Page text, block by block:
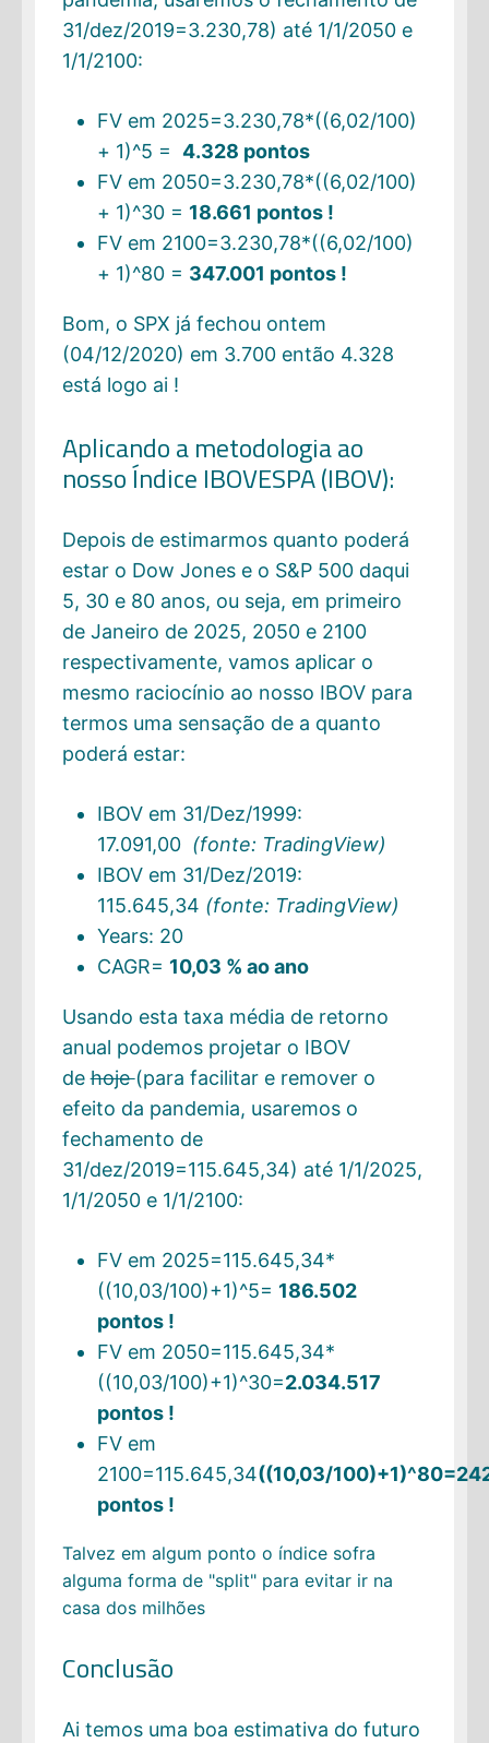
31/dez/2019=3.230,78) até 1/1/2050 e
1/1/2100:
FV em 2025=3.230,78*((6,02/100)
+ 1)^5 = 4.328 pontos
FV em 2050=3.230,78*((6,02/100)
+ 1)^30 = 18.661 pontos !
FV em 2100=3.230,78*((6,02/100)
+ 1)^80 = 347.001 pontos !
Bom, o SPX já fechou ontem
(04/12/2020) em 3.700 então 4.328
está logo ai !
Aplicando a metodologia ao
nosso Índice IBOVESPA (IBOV):
Depois de estimarmos quanto poderá
estar o Dow Jones e o S&P 500 daqui
5, 30 e 80 anos, ou seja, em primeiro
de Janeiro de 2025, 2050 e 2100
respectivamente, vamos aplicar o
mesmo raciocínio ao nosso IBOV para
termos uma sensação de a quanto
poderá estar:
IBOV em 31/Dez/1999:
17.091,00 (fonte: TradingView)
IBOV em 31/Dez/2019:
115.645,34 (fonte: TradingView)
Years: 20
CAGR= 10,03 % ao ano
Usando esta taxa média de retorno
anual podemos projetar o IBOV
dehoje(para facilitar e remover o
efeito da pandemia, usaremos o
fechamento de
31/dez/2019=115.645,34) até 1/1/2025,
1/1/2050 e 1/1/2100:
FV em 2025=115.645,34*
((10,03/100)+1)^5= 186.502
pontos !
FV em 2050=115.645,34*
((10,03/100)+1)^30=2.034.517
pontos !
FV em
2100=115.645,34((10,03/
pontos !
Talvez em algum ponto o índice sofra
alguma forma de "split" para evitar ir na
casa dos milhões
Conclusão
Ai temos uma boa estimativa do futuro